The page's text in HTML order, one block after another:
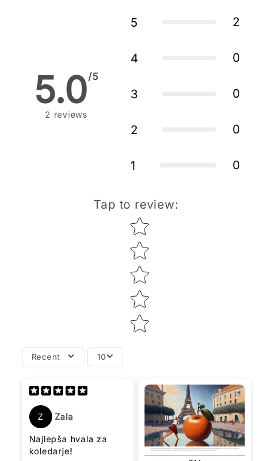
5.0/5
2 reviews
5 2
4 0
3 0
2 0
1 0
Tap to review:
Star rating
Recent 10
Z Zala
Najlepša hvala za
koledarje!